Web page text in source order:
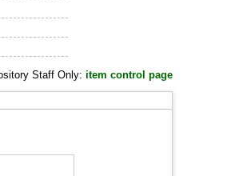
Staff Only: item control page